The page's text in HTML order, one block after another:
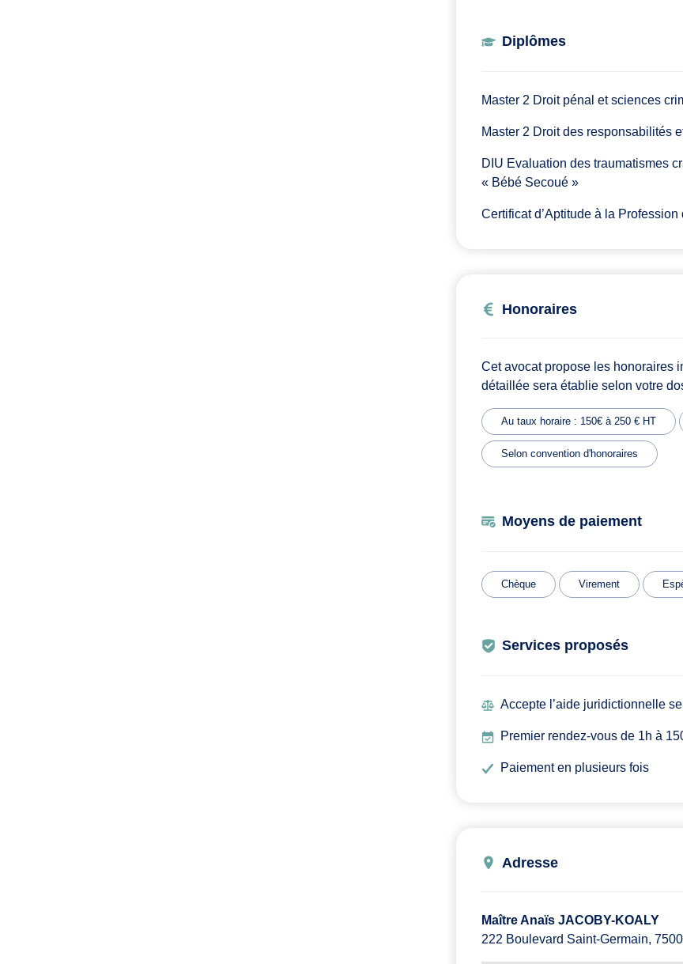
Diplômes
Master 2 Droit pénal et sciences
Master 2 Droit des responsabilités
DIU Evaluation des traumatismes
« Bébé Secoué »
Certificat d’Aptitude à la Profession
Honoraires
Cet avocat propose les honoraires
détaillée sera établie selon votre
Au taux horaire : 150€ à 250 € HT
Selon convention d'honoraires
Moyens de paiement
Chèque Virement
Services proposés
Accepte l’aide juridictionnelle
Premier rendez-vous de 1h à
Paiement en plusieurs fois
Adresse
Maître Anaïs JACOBY-KOALY
222 Boulevard Saint-Germain,